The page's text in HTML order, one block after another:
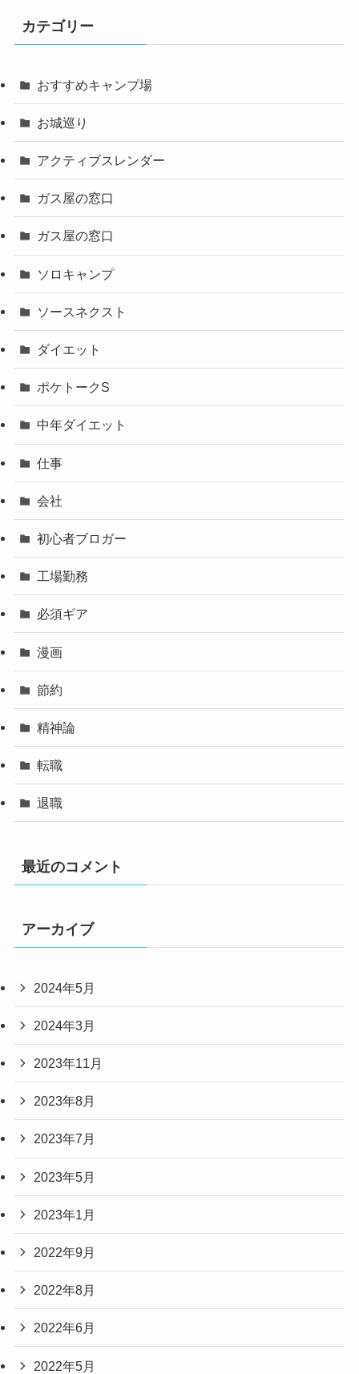
カテゴリー
おすすめキャンプ場
お城巡り
アクティブスレンダー
ガス屋の窓口
ガス屋の窓口
ソロキャンプ
ソースネクスト
ダイエット
ポケトークS
中年ダイエット
仕事
会社
初心者ブロガー
工場勤務
必須ギア
漫画
節約
精神論
転職
退職
最近のコメント
アーカイブ
2024年5月
2024年3月
2023年11月
2023年8月
2023年7月
2023年5月
2023年1月
2022年9月
2022年8月
2022年6月
2022年5月